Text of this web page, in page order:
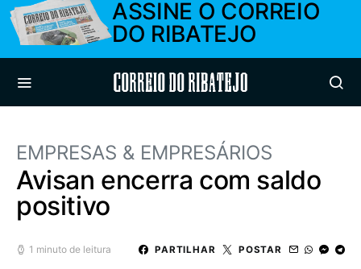
ASSINE O CORREIO
DO RIBATEJO
Correio do Ribatejo
EMPRESAS & EMPRESÁRIOS
Avisan encerra com saldo
positivo
1 minuto de leitura PARTILHAR POSTAR